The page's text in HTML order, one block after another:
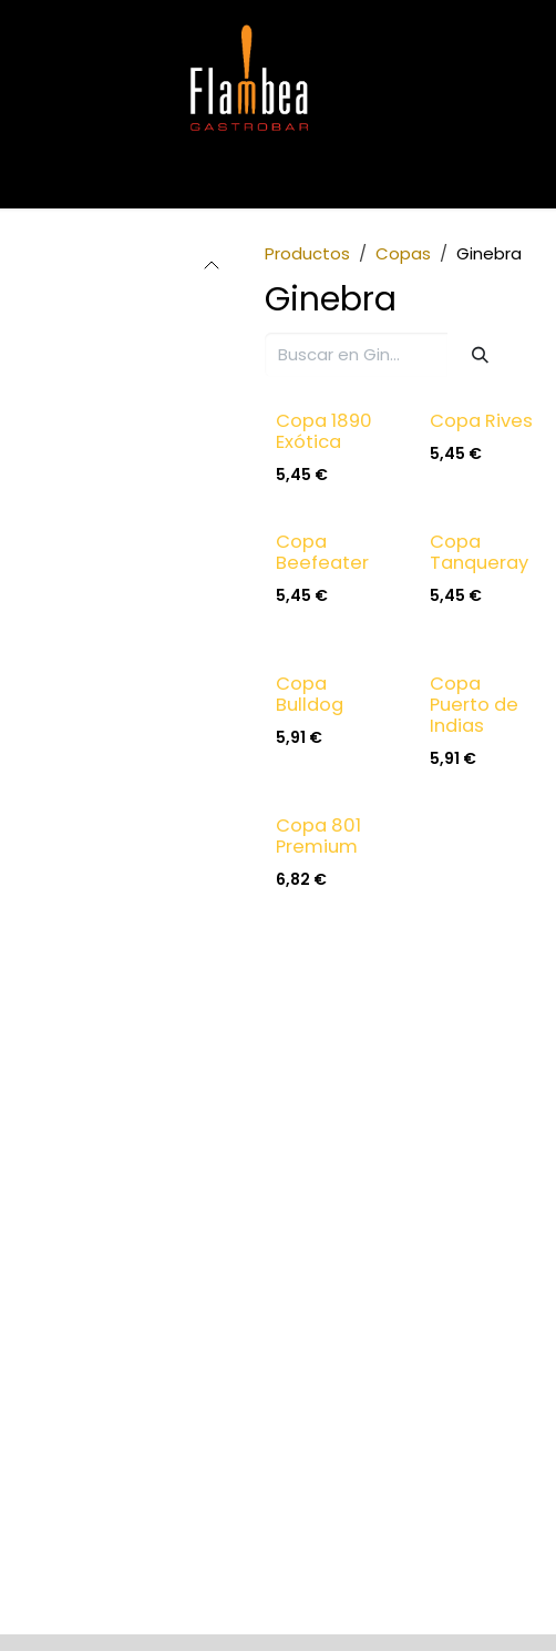
Productos Copas Ginebra
Ginebra
Copa 1890
Exótica
5,45 €
Copa Rives
5,45 €
Copa
Beefeater
5,45 €
Copa
Tanqueray
5,45 €
Copa
Bulldog
5,91 €
Copa
Puerto de
Indias
5,91 €
Copa 801
Premium
6,82 €